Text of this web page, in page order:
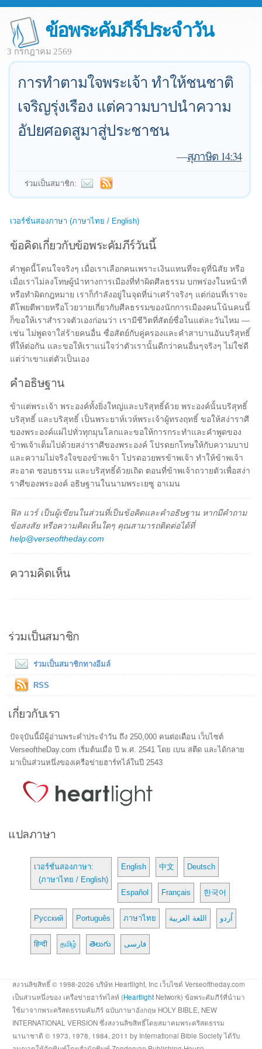
ข้อพระคัมภีร์ประจำวัน
3 กรกฎาคม 2569
การทำตามใจพระเจ้า ทำให้ชนชาติ
เจริญรุ่งเรือง แต่ความบาปนำความ
อัปยศอดสูมาสู่ประชาชน
—สุภาษิต 14:34
ร่วมเป็นสมาชิก:
เวอร์ชั่นสองภาษา (ภาษาไทย / English)
ข้อคิดเกี่ยวกับข้อพระคัมภีร์วันนี้
คำพูดนี้โดนใจจริงๆ เมื่อเราเลือกคนเพราะเงินแทนที่จะดูที่นิสัย หรือ
เมื่อเราไม่ลงโทษผู้นำทางการเมืองที่ทำผิดศีลธรรม บกพร่องในหน้าที่
หรือทำผิดกฎหมาย เราก็กำลังอยู่ในจุดที่น่าเศร้าจริงๆ แต่ก่อนที่เราจะ
ตีโพยตีพายหรือโวยวายเกี่ยวกับศีลธรรมของนักการเมืองคนโน้นคนนี้
ก็ขอให้เราสำรวจตัวเองก่อนว่า เรามีชีวิตที่สัตย์ซื่อในแต่ละวันไหม —
เช่น ไม่พูดจาใส่ร้ายคนอื่น ซื่อสัตย์กับคู่ครองและคำสาบานอันบริสุทธิ์
ที่ให้ต่อกัน และขอให้เราแน่ใจว่าตัวเรานั้นดีกว่าคนอื่นๆจริงๆ ไม่ใช่ดี
แต่ว่าเขาแต่ตัวเป็นเอง
คำอธิษฐาน
ข้าแต่พระเจ้า พระองค์ทั้งยิ่งใหญ่และบริสุทธิ์ด้วย พระองค์นั้นบริสุทธิ์
บริสุทธิ์ และบริสุทธิ์ เป็นพระยาห์เวห์พระเจ้าผู้ทรงฤทธิ์ ขอให้สง่าราศี
ของพระองค์แผ่ไปทั่วทุกมุนโลกและขอให้การกระทำและคำพูดของ
ข้าพเจ้าเต็มไปด้วยสง่าราศีของพระองค์ โปรดยกโทษให้กับความบาป
และความไม่จริงใจของข้าพเจ้า โปรดอวยพรข้าพเจ้า ทำให้ข้าพเจ้า
สะอาด ชอบธรรม และบริสุทธิ์ด้วยเถิด ตอนที่ข้าพเจ้าถวายตัวเพื่อสง่า
ราศีของพระองค์ อธิษฐานในนามพระเยซู อาเมน
ฟิล แวร์ เป็นผู้เขียนในส่วนที่เป็นข้อคิดและคำอธิษฐาน หากมีคำถาม
ข้อสงสัย หรือความคิดเห็นใดๆ คุณสามารถติดต่อได้ที่
help@verseoftheday.com
ความคิดเห็น
ร่วมเป็นสมาชิก
ร่วมเป็นสมาชิกทางอีมล์
RSS
เกี่ยวกับเรา
ปัจจุบันนี้มีผู้อ่านพระคำประจำวัน ถึง 250,000 คนต่อเดือน เว็บไซต์
VerseoftheDay.com เริ่มต้นเมื่อ ปี พ.ศ. 2541 โดย เบน สตีด และได้กลาย
มาเป็นส่วนหนึ่งของเครือข่ายฮาร์ทไล์ในปี 2543
แปลภาษา
เวอร์ชั่นสองภาษา:
(ภาษาไทย / English)
English 中文 Deutsch
Español Français 한국어
Русский Português ภาษาไทย اللغة العربية اُردو
हिन्दी தமிழ் తెలుగు فارسی
สงวนลิขสิทธิ์ © 1998-2026 บริษัท Heartlight, Inc เว็บไซต์ Verseoftheday.com
เป็นส่วนหนึ่งของ เครือข่ายฮาร์ทไลท์ (Heartlight Network) ข้อพระคัมภีร์ที่นำมา
ใช้มาจากพระคริสตธรรมคัมภีร์ ฉบับภาษาอังกฤษ HOLY BIBLE, NEW
INTERNATIONAL VERSION ซึ่งสงวนลิขสิทธิ์โดยสมาคมพระคริสตธรรม
นานาชาติ © 1973, 1978, 1984, 2011 by International Bible Society ได้รับ